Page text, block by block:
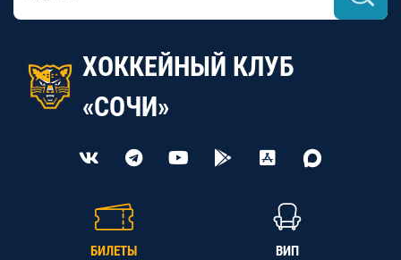
ХОККЕЙНЫЙ КЛУБ
«СОЧИ»
БИЛЕТЫ ВИП